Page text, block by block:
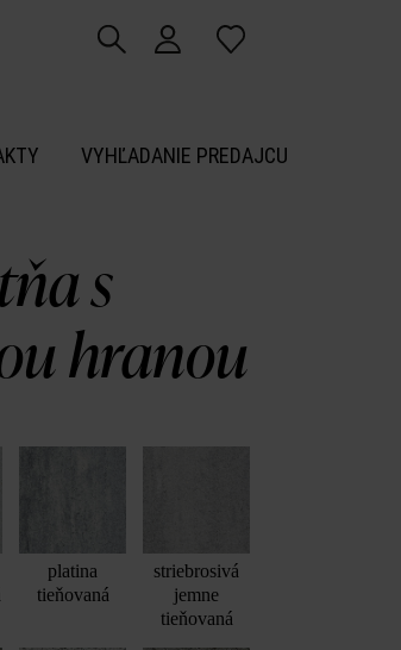
VYHĽADANIE PREDAJCU
s
hranou
platina
tieňovaná
striebrosivá
jemne
tieňovaná